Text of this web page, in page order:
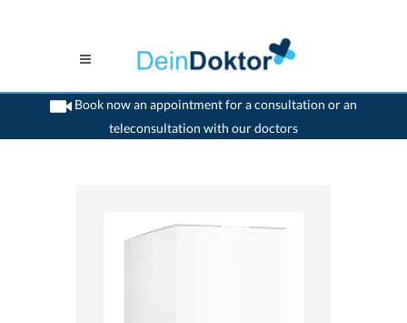
Book now an appointment for a consultation or an
teleconsultation with our doctors
>Home>medikamente-online>Vitreolent® (6 mg) OmniVision AG